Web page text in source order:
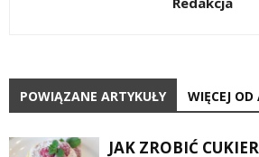
POWIĄZANE ARTYKUŁY WIĘCEJ
JAK ZROBIĆ